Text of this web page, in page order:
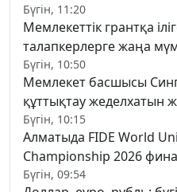
Бүгін, 11:20
Мемлекеттік грантқа
талапкерлерге жаңа
Бүгін, 10:50
Мемлекет басшысы
құттықтау жеделхатын
Бүгін, 10:15
Алматыда FIDE World
Championship 2026
Бүгін, 09:54